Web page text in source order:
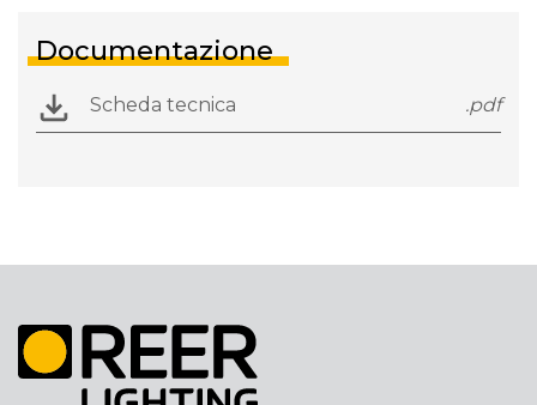
Documentazione
Scheda tecnica .pdf